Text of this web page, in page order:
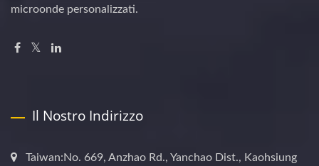
microonde personalizzati.
Il Nostro Indirizzo
Taiwan:No. 669, Anzhao Rd., Yanchao Dist., Kaohsiung